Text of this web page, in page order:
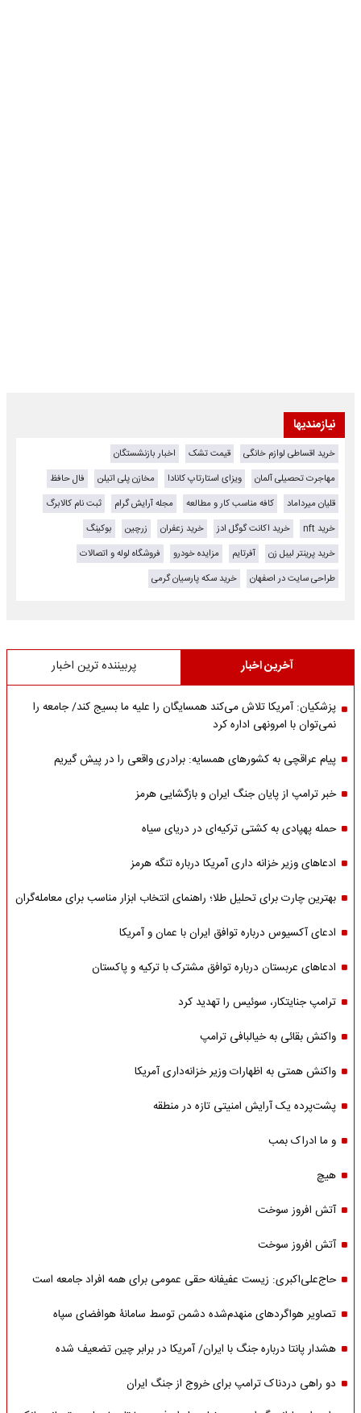
نیازمندیها
خرید اقساطی لوازم خانگی قیمت تشک
اخبار بازنشستگان
مهاجرت تحصیلی آلمان
ویزای استارتاپ کانادا مخازن پلی اتیلن
فال حافظ
قلیان میرداماد
کافه مناسب کار و مطالعه مجله آرایش گرام
ثبت نام کالابرگ
خرید nft
خرید اکانت گوگل ادز خرید زعفران زرچین
بوکینگ
خرید پرینتر لیبل زن
آفرتایم مزایده خودرو
فروشگاه لوله و اتصالات
طراحی سایت در اصفهان
خرید سکه پارسیان گرمی
آخرین اخبار پربیننده ترین اخبار
پزشکیان: آمریکا تلاش می‌کند همسایگان را علیه ما بسیج کند/ جامعه را
نمی‌توان با امرونهی اداره کرد
پیام عراقچی به کشورهای همسایه: برادری واقعی را در پیش گیریم
خبر ترامپ از پایان جنگ ایران و بازگشایی هرمز
حمله پهپادی به کشتی ترکیه‌ای در دریای سیاه
ادعاهای وزیر خزانه داری آمریکا درباره تنگه هرمز
بهترین چارت برای تحلیل طلا؛ راهنمای انتخاب ابزار مناسب برای معامله‌گران
ادعای آکسیوس درباره توافق ایران با عمان و آمریکا
ادعاهای عربستان درباره توافق مشترک با ترکیه و پاکستان
ترامپ جنایتکار، سوئیس را تهدید کرد
واکنش بقائی به خیالبافی ترامپ
واکنش همتی به اظهارات وزیر خزانه‌داری آمریکا
پشت‌پرده یک آرایش امنیتی تازه در منطقه
و ما ادراک بمب
هیچ
آتش افروز سوخت
آتش افروز سوخت
حاج‌علی‌اکبری: زیست عفیفانه حقی عمومی برای همه افراد جامعه است
تصاویر هواگردهای منهدم‌شده دشمن توسط سامانۀ هوافضای سپاه
هشدار پانتا درباره جنگ با ایران/ آمریکا در برابر چین تضعیف شده
دو راهی دردناک ترامپ برای خروج از جنگ ایران